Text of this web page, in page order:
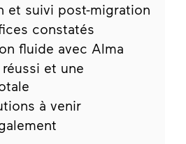
et suivi post-migration
constatés
fluide avec Alma
et une
à venir